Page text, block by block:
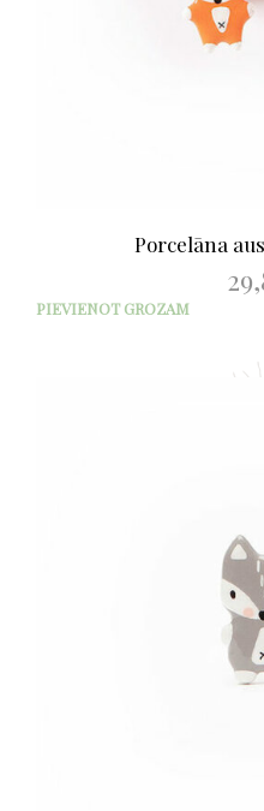
Porcelāna
PIEVIENOT GROZAM